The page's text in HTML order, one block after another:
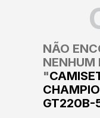
NÃO
NENHUM
"
GT220B-